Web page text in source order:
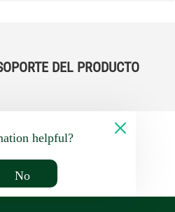
DEL PRODUCTO
helpful?
No